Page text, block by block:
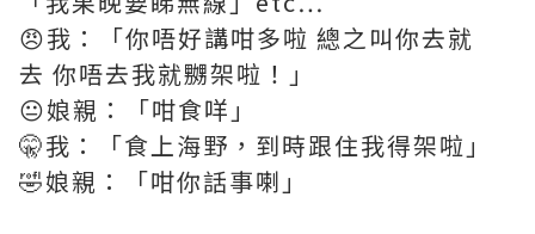
😠我：「你唔好講咁多啦 總之叫你去就
去 你唔去我就嬲架啦！」
😐娘親：「咁食咩」
🤫我：「食上海野，到時跟住我得架啦」
🤣娘親：「咁你話事喇」